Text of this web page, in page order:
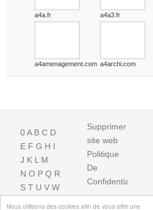
Nous utilisons des cookies afin de vous offrir une
a4a.fr a4a3.fr
a4amenagement.com a4archi.com
0A B C D
E F G H I
J K L M
N O P Q R
S T U V W
Supprimer
site web
Politique
De
Confidentialite